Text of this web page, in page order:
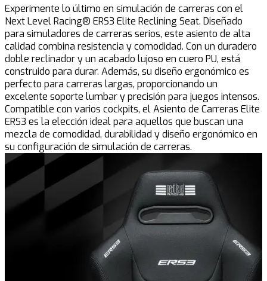
Experimente lo último en simulación de carreras con el
Next Level Racing® ERS3 Elite Reclining Seat. Diseñado
para simuladores de carreras serios, este asiento de alta
calidad combina resistencia y comodidad. Con un duradero
doble reclinador y un acabado lujoso en cuero PU, está
construido para durar. Además, su diseño ergonómico es
perfecto para carreras largas, proporcionando un
excelente soporte lumbar y precisión para juegos intensos.
Compatible con varios cockpits, el Asiento de Carreras Elite
ERS3 es la elección ideal para aquellos que buscan una
mezcla de comodidad, durabilidad y diseño ergonómico en
su configuración de simulación de carreras.